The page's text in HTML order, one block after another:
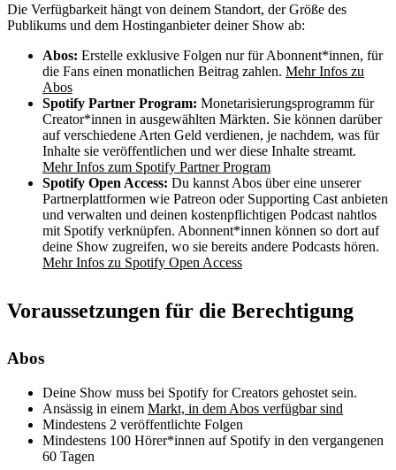
Die Verfügbarkeit hängt von deinem Standort, der Größe des
Publikums und dem Hostinganbieter deiner Show ab:
Abos: Erstelle exklusive Folgen nur für Abonnent*innen, für
die Fans einen monatlichen Beitrag zahlen. Mehr Infos zu
Abos
Spotify Partner Program: Monetarisierungsprogramm für
Creator*innen in ausgewählten Märkten. Sie können darüber
auf verschiedene Arten Geld verdienen, je nachdem, was für
Inhalte sie veröffentlichen und wer diese Inhalte streamt.
Mehr Infos zum Spotify Partner Program
Spotify Open Access: Du kannst Abos über eine unserer
Partnerplattformen wie Patreon oder Supporting Cast anbieten
und verwalten und deinen kostenpflichtigen Podcast nahtlos
mit Spotify verknüpfen. Abonnent*innen können so dort auf
deine Show zugreifen, wo sie bereits andere Podcasts hören.
Mehr Infos zu Spotify Open Access
Voraussetzungen für die Berechtigung
Abos
Deine Show muss bei Spotify for Creators gehostet sein.
Ansässig in einem Markt, in dem Abos verfügbar sind
Mindestens 2 veröffentlichte Folgen
Mindestens 100 Hörer*innen auf Spotify in den vergangenen
60 Tagen